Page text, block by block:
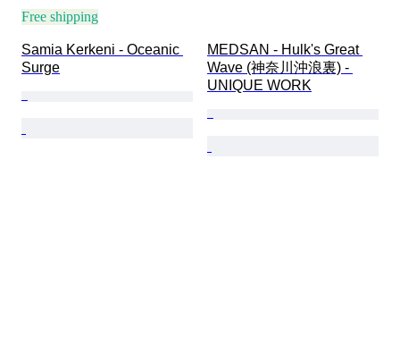
Free shipping
Samia Kerkeni - Oceanic
Surge
MEDSAN - Hulk's Great
Wave (神奈川沖浪裏) -
UNIQUE WORK